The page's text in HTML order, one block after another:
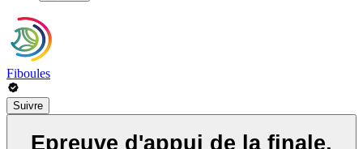
Fiboules
Suivre
Epreuve d'appui de la finale,